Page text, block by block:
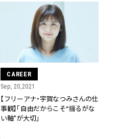
CAREER
Sep, 20,2021
【フリーアナ・宇賀なつみさんの仕
事観】「自由だからこそ“揺るがな
い軸”が大切」